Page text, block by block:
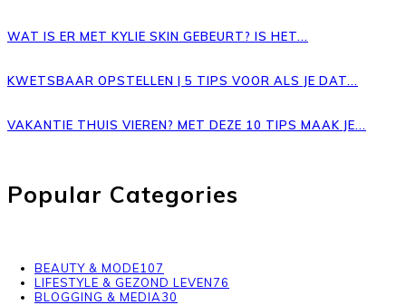
WAT IS ER MET KYLIE SKIN GEBEURT? IS HET...
KWETSBAAR OPSTELLEN | 5 TIPS VOOR ALS JE DAT...
VAKANTIE THUIS VIEREN? MET DEZE 10 TIPS MAAK JE...
Popular Categories
BEAUTY & MODE107
LIFESTYLE & GEZOND LEVEN76
BLOGGING & MEDIA30